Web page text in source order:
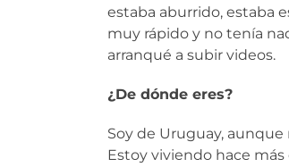
estaba aburrido, estaba
muy rápido y no tenía
arranqué a subir videos.
¿De dónde eres?
Soy de Uruguay,
Estoy viviendo hace